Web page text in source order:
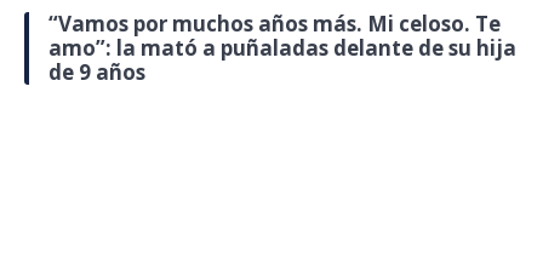
“Vamos por muchos años más. Mi celoso. Te
amo”: la mató a puñaladas delante de su hija
de 9 años